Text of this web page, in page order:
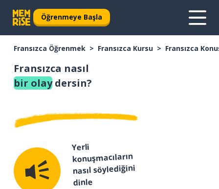
Öğrenmeye Başla
Fransızca Öğrenmek Fransızca Kursu Fransızca
Fransızca nasıl
bir olaydersin?
Yerli
konuşmacıların
nasıl söylediğini
dinle